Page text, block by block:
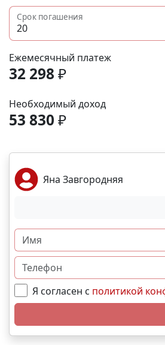
Срок погашения
Ежемесячный платеж
32 298 ₽
Необходимый доход
53 830 ₽
Яна Завгородняя
Я согласен с политикой